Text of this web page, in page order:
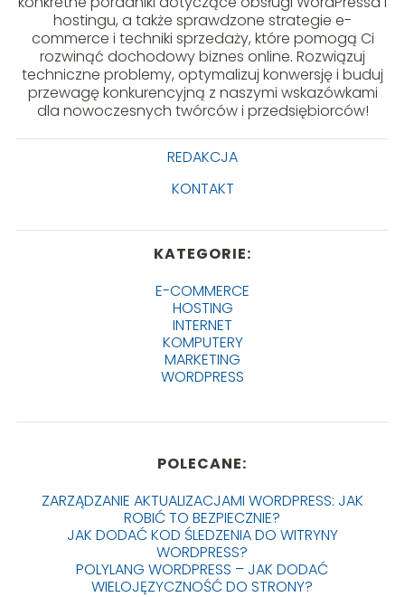
hostingu, a także sprawdzone strategie e-
commerce i techniki sprzedaży, które pomogą Ci
rozwinąć dochodowy biznes online. Rozwiązuj
techniczne problemy, optymalizuj konwersję i buduj
przewagę konkurencyjną z naszymi wskazówkami
dla nowoczesnych twórców i przedsiębiorców!
REDAKCJA
KONTAKT
KATEGORIE:
E-COMMERCE
HOSTING
INTERNET
KOMPUTERY
MARKETING
WORDPRESS
POLECANE:
ZARZĄDZANIE AKTUALIZACJAMI WORDPRESS: JAK
ROBIĆ TO BEZPIECZNIE?
JAK DODAĆ KOD ŚLEDZENIA DO WITRYNY
WORDPRESS?
POLYLANG WORDPRESS – JAK DODAĆ
WIELOJĘZYCZNOŚĆ DO STRONY?